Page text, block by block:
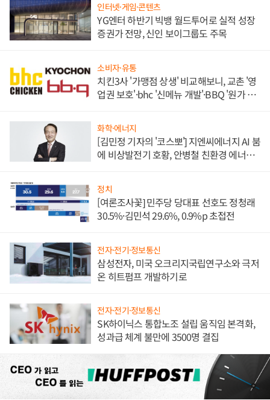
인터넷·게임·콘텐츠
YG엔터 하반기 빅뱅 월드투어로 실적 성장
증권가 전망, 신인 보이그룹도 주목
소비자·유통
치킨3사 '가맹점 상생' 비교해보니, 교촌 '영
업권 보호'·bhc '신메뉴 개발'·BBQ '원가 부
화학·에너지
[김민정 기자의 '코스뽀'] 지엔씨에너지 AI 붐
에 비상발전기 호황, 안병철 친환경 에너지
정치
[여론조사꽃] 민주당 당대표 선호도 정청래
30.5%·김민석 29.6%, 0.9%p 초접전
전자·전기·정보통신
삼성전자, 미국 오크리지국립연구소와 극저
온 히트펌프 개발하기로
전자·전기·정보통신
SK하이닉스 통합노조 설립 움직임 본격화,
성과급 체계 불만에 3500명 결집